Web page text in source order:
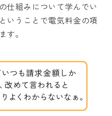
仕組みについて学んでい
いうことで電気料金の項
す。